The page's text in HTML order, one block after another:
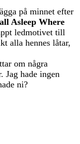
på minnet efter
Asleep Where
ledmotivet till
alla hennes låtar,
om några
Jag hade ingen
ni?